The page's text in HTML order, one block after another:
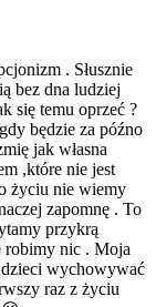
. Słusznie
bez dna ludziej
się temu oprzeć ?
będzie za późno
jak własna
,które nie jest
życiu nie wiemy
zapomnę . To
przykrą
robimy nic . Moja
dzieci wychowywać
raz z życiu